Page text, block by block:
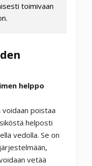
toimivaan
helppo
voidaan poistaa
helposti
vedolla. Se on
vetää